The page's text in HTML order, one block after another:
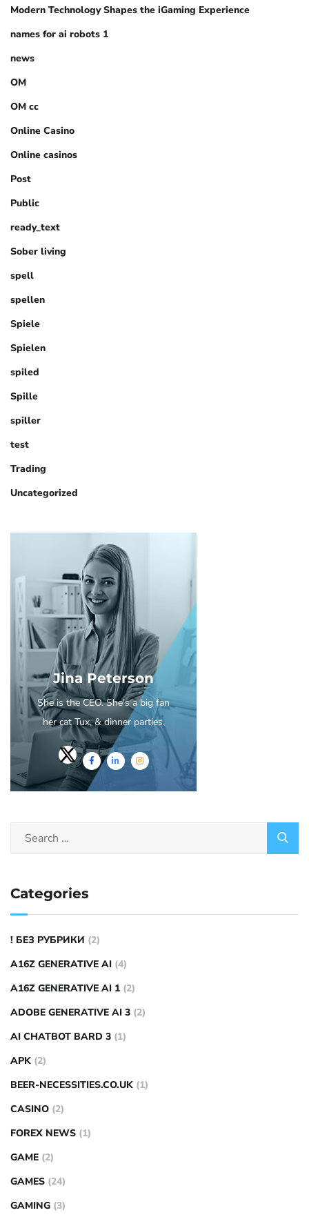
Modern Technology Shapes the iGaming Experience
names for ai robots 1
news
OM
OM cc
Online Casino
Online casinos
Post
Public
ready_text
Sober living
spell
spellen
Spiele
Spielen
spiled
Spille
spiller
test
Trading
Uncategorized
Jina Peterson
She is the CEO. She's a big fan
her cat Tux, & dinner parties.
Categories
! БЕЗ РУБРИКИ (2)
A16Z GENERATIVE AI (4)
A16Z GENERATIVE AI 1 (2)
ADOBE GENERATIVE AI 3 (2)
AI CHATBOT BARD 3 (1)
APK (2)
BEER-NECESSITIES.CO.UK (1)
CASINO (2)
FOREX NEWS (1)
GAME (2)
GAMES (24)
GAMING (3)